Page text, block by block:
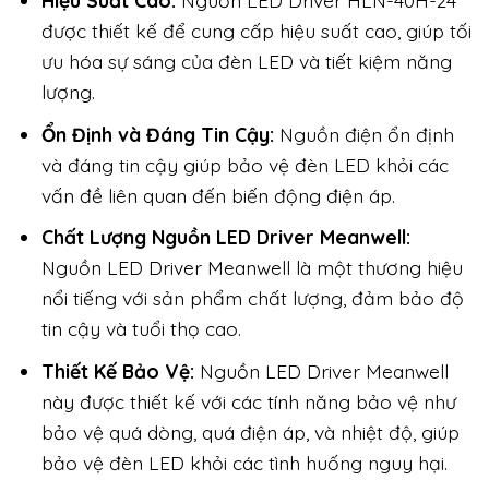
được thiết kế để cung cấp hiệu suất cao, giúp tối
ưu hóa sự sáng của đèn LED và tiết kiệm năng
lượng.
Ổn Định và Đáng Tin Cậy: Nguồn điện ổn định
và đáng tin cậy giúp bảo vệ đèn LED khỏi các
vấn đề liên quan đến biến động điện áp.
Chất Lượng Nguồn LED Driver Meanwell:
Nguồn LED Driver Meanwell là một thương hiệu
nổi tiếng với sản phẩm chất lượng, đảm bảo độ
tin cậy và tuổi thọ cao.
Thiết Kế Bảo Vệ: Nguồn LED Driver Meanwell
này được thiết kế với các tính năng bảo vệ như
bảo vệ quá dòng, quá điện áp, và nhiệt độ, giúp
bảo vệ đèn LED khỏi các tình huống nguy hại.